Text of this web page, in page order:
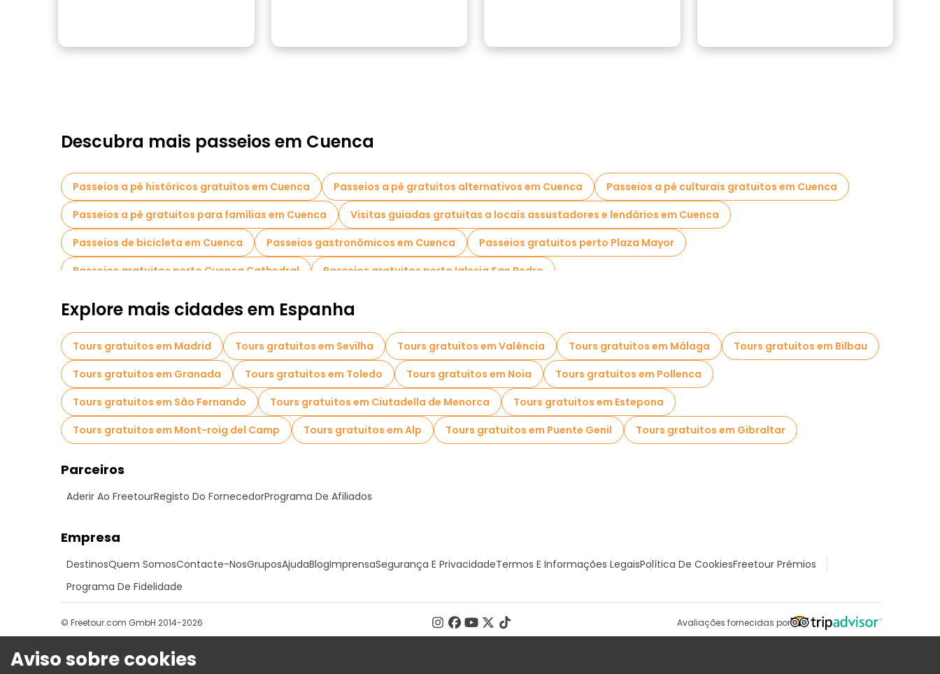
Descubra mais passeios em Cuenca
Passeios a pé históricos gratuitos em Cuenca Passeios a pé gratuitos alternativos em Cuenca
Passeios a pé culturais gratuitos em Cuenca
Passeios a pé gratuitos para famílias em Cuenca
Visitas guiadas gratuitas a locais assustadores e lendários em Cuenca
Passeios de bicicleta em Cuenca
Passeios gastronômicos em Cuenca
Passeios gratuitos perto Plaza Mayor
Passeios gratuitos perto Cuenca Cathedral
Passeios gratuitos perto Iglesia San Pedro
Explore mais cidades em Espanha
Tours gratuitos em Madrid Tours gratuitos em Sevilha Tours gratuitos em Valência Tours gratuitos em Málaga
Tours gratuitos em Bilbau
Tours gratuitos em Granada
Tours gratuitos em Toledo Tours gratuitos em Noia
Tours gratuitos em Pollenca
Tours gratuitos em São Fernando
Tours gratuitos em Ciutadella de Menorca
Tours gratuitos em Estepona
Tours gratuitos em Mont-roig del Camp
Tours gratuitos em Alp Tours gratuitos em Puente Genil Tours gratuitos em Gibraltar
Parceiros
Aderir Ao FreetourRegisto Do FornecedorPrograma De Afiliados
Empresa
DestinosQuem SomosContacte-NosGruposAjudaBlogImprensaSegurança E PrivacidadeTermos E Informações LegaisPolítica De CookiesFreetour Prémios
Programa De Fidelidade
Avaliações fornecidas por
© Freetour.com GmbH 2014-2026
Aviso sobre cookies